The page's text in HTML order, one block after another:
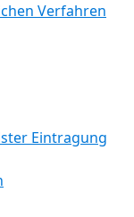
Verfahren
Eintragung